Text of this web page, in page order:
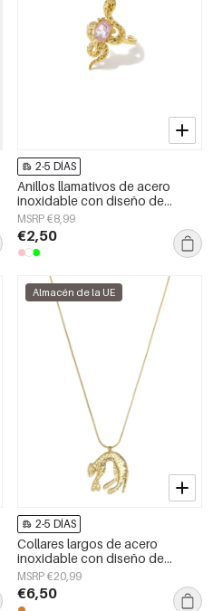
2-5 DÍAS
Anillos llamativos de acero
inoxidable con diseño de
serpiente, estilo clásico, ideales
para reuniones o fiestas.
Joyería de lujo para mujer.
MSRP €8,99
€2,50
Almacén de la UE
2-5 DÍAS
Collares largos de acero
inoxidable con diseño de
animales, joyería casual para
mujer, para uso diario.
MSRP €20,99
€6,50